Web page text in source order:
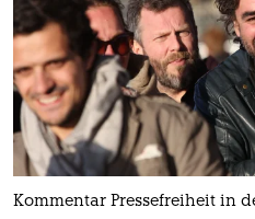
Kommentar Pressefreiheit in